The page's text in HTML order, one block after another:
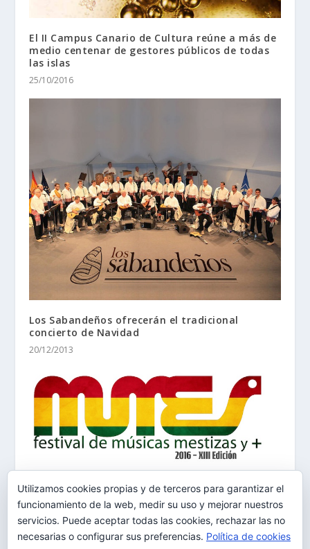
El II Campus Canario de Cultura reúne a más de
medio centenar de gestores públicos de todas
las islas
25/10/2016
Los Sabandeños ofrecerán el tradicional
concierto de Navidad
20/12/2013
El Festival MUMES consolida en Arona su
apuesta por la solidaridad y la atlanticidad
07/07/2016
Utilizamos cookies propias y de terceros para garantizar el
funcionamiento de la web, medir su uso y mejorar nuestros
servicios. Puede aceptar todas las cookies, rechazar las no
necesarias o configurar sus preferencias. Política de cookies